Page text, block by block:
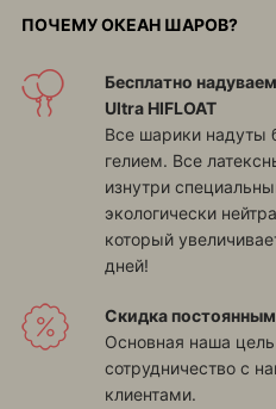
ПОЧЕМУ ОКЕАН ШАРОВ?
Бесплатно
Ultra HIFLOAT
Все шарики надуты
гелием. Все
изнутри
экологически
который
дней!
Скидка
Основная наша
сотрудничество с
клиентами.